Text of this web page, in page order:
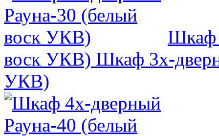
Шкаф
воск УКВ) Шкаф 3х-
УКВ)